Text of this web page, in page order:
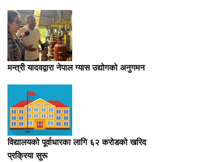
मन्त्री यादवद्वारा नेपाल ग्यास उद्योगको अनुगमन
विद्यालयको पूर्वाधारका लागि ६२ करोडको खरिद
प्रक्रिया सुरू